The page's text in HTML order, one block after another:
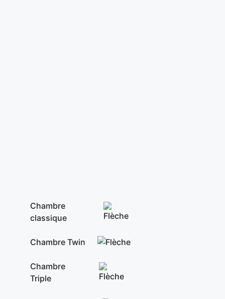
Chambre
classique
Chambre Twin
Chambre
Triple